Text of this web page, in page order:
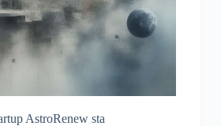
AstroRenew sta